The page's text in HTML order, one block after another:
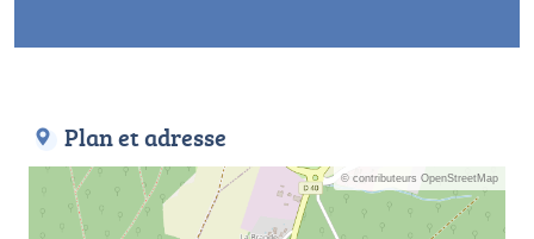
Plan et adresse
© contributeurs OpenStreetMap